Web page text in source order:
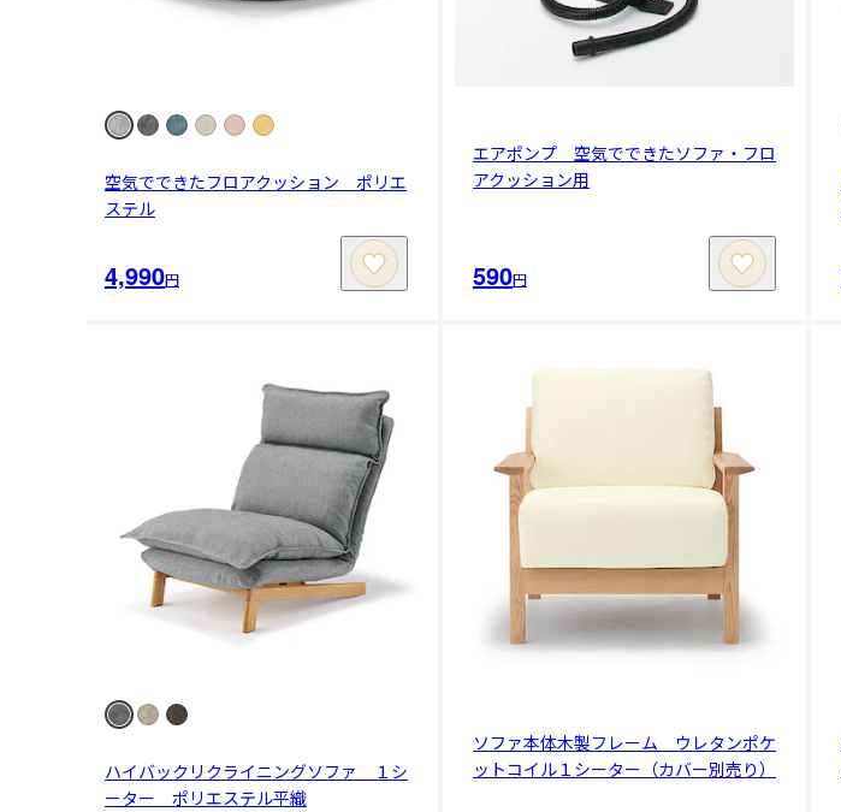
空気でできたフロアクッション ポリエ
ステル
4,990円
エアポンプ 空気でできたソファ・フロ
アクッション用
590円
ハイバックリクライニングソファ １シ
ーター ポリエステル平織
ソファ本体木製フレーム ウレタンポケ
ットコイル１シーター（カバー別売り）